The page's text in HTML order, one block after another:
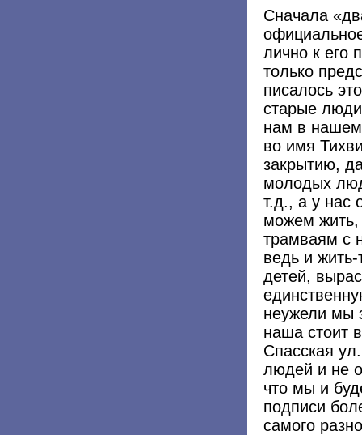
Сначала
лично к его
только
писалось
старые
нам в нашем
во имя
закрытию,
молодых
т.д., а у нас
можем жить,
трамваям с
ведь и
детей,
неужели мы
наша стоит
Спасская
людей и не
что мы и
подписи
самого